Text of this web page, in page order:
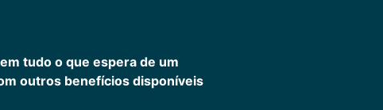
tudo o que espera de um
outros benefícios disponíveis